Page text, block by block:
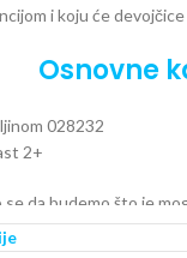
i koju će
Osnovne
028232
2+
da budemo što je
na sajtu su deo